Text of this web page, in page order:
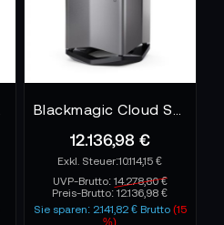
12.136,98 €
10.114,15 €
UVP-Brutto: 14.278,80 €
Preis-Brutto:12.136,98 €
Sie sparen: 2.141,82 € Brutto (15
%)